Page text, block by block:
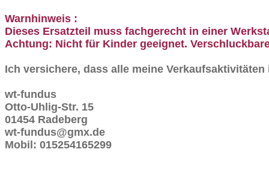
Warnhinweis :
Dieses Ersatzteil muss fachgerecht in einer
Achtung: Nicht für Kinder geeignet.
Ich versichere, dass alle meine
wt-fundus
Otto-Uhlig-Str. 15
01454 Radeberg
wt-fundus@gmx.de
Mobil: 015254165299